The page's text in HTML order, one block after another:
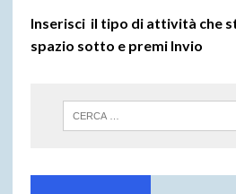
Inserisci il tipo di attività che
spazio sotto e premi Invio